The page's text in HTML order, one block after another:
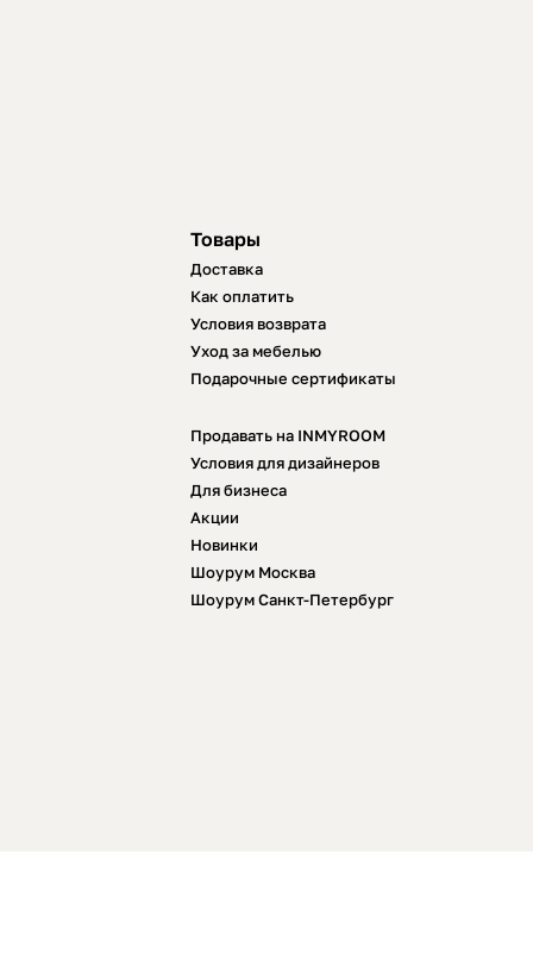
Товары
Доставка
Как оплатить
Условия возврата
Уход за мебелью
Подарочные сертификаты
Продавать на INMYROOM
Условия для дизайнеров
Для бизнеса
Акции
Новинки
Шоурум Москва
Шоурум Санкт-Петербург